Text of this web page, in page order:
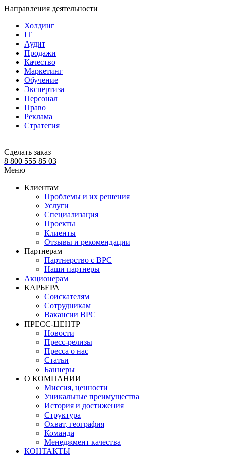
Направления деятельности
Холдинг
IT
Аудит
Продажи
Качество
Маркетинг
Обучение
Экспертиза
Персонал
Право
Реклама
Стратегия
Сделать заказ
8 800 555 85 03
Меню
Клиентам
Проблемы и их решения
Услуги
Специализация
Проекты
Клиенты
Отзывы и рекомендации
Партнерам
Партнерство с BPC
Наши партнеры
Акционерам
КАРЬЕРА
Соискателям
Сотрудникам
Вакансии BPC
ПРЕСС-ЦЕНТР
Новости
Пресс-релизы
Пресса о нас
Статьи
Баннеры
О КОМПАНИИ
Миссия, ценности
Уникальные преимущества
История и достижения
Структура
Охват, география
Команда
Менеджмент качества
КОНТАКТЫ